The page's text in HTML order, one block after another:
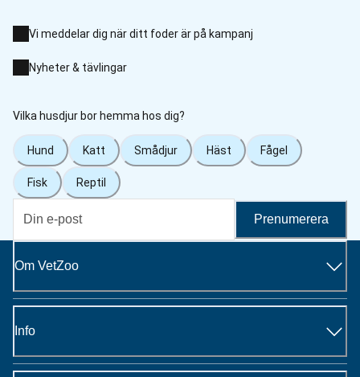
Vi meddelar dig när ditt foder är på kampanj
Nyheter & tävlingar
Vilka husdjur bor hemma hos dig?
Hund Katt Smådjur Häst Fågel
Fisk Reptil
Prenumerera
Om VetZoo
Info